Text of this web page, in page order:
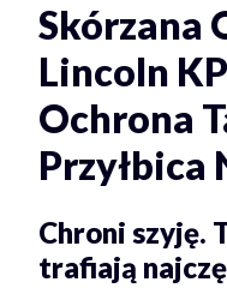
Skórzana
Lincoln
Ochrona
Przyłbica
Chroni szyję.
trafiają